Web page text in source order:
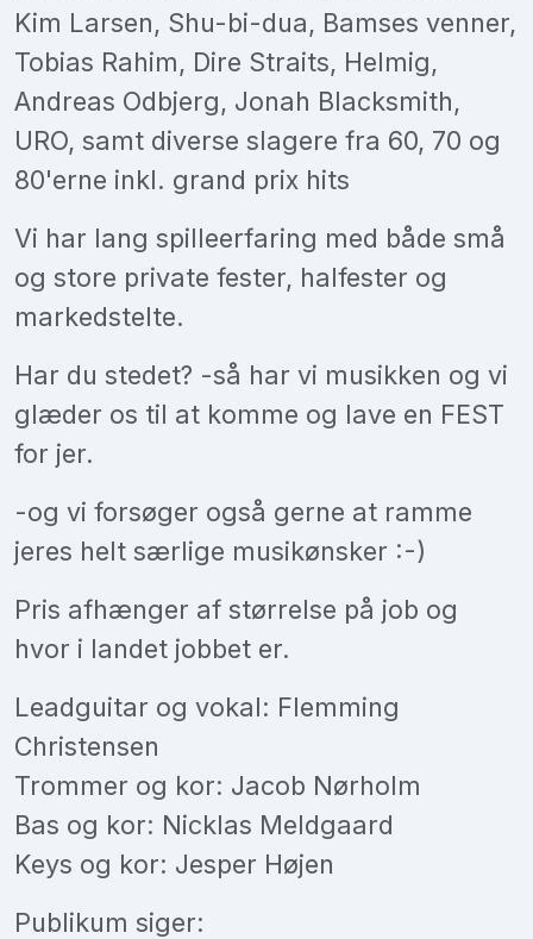
Kim Larsen, Shu-bi-dua, Bamses venner,
Tobias Rahim, Dire Straits, Helmig,
Andreas Odbjerg, Jonah Blacksmith,
URO, samt diverse slagere fra 60, 70 og
80'erne inkl. grand prix hits
Vi har lang spilleerfaring med både små
og store private fester, halfester og
markedstelte.
Har du stedet? -så har vi musikken og vi
glæder os til at komme og lave en FEST
for jer.
-og vi forsøger også gerne at ramme
jeres helt særlige musikønsker :-)
Pris afhænger af størrelse på job og
hvor i landet jobbet er.
Leadguitar og vokal: Flemming
Christensen
Trommer og kor: Jacob Nørholm
Bas og kor: Nicklas Meldgaard
Keys og kor: Jesper Højen
Publikum siger: